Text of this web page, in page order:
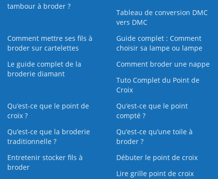
tambour à broder ?
Tableau de conversion DMC
vers DMC
Comment mettre ses fils à
broder sur cartelettes
Guide complet : Comment
choisir sa lampe ou lampe
Le guide complet de la
broderie diamant
Comment broder une nappe
Tuto Complet du Point de
Croix
Qu’est-ce que le point de
croix ?
Qu’est-ce que le point
compté ?
Qu’est-ce que la broderie
traditionnelle ?
Qu’est‑ce qu’une toile à
broder ?
Entretenir stocker fils à
broder
Débuter le point de croix
Lire grille point de croix